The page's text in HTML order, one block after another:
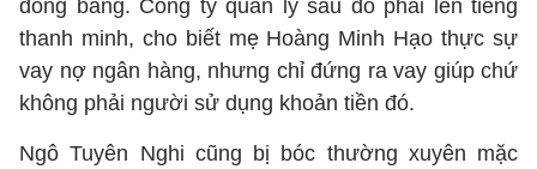
đóng băng. Công ty quản lý sau đó phải lên tiếng
thanh minh, cho biết mẹ Hoàng Minh Hạo thực sự
vay nợ ngân hàng, nhưng chỉ đứng ra vay giúp chứ
không phải người sử dụng khoản tiền đó.
Ngô Tuyên Nghi cũng bị bóc thường xuyên mặc